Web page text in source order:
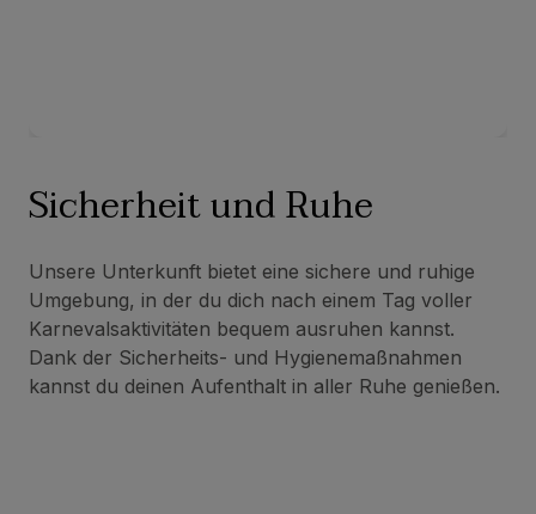
Sicherheit und Ruhe
Unsere Unterkunft bietet eine sichere und ruhige
Umgebung, in der du dich nach einem Tag voller
Karnevalsaktivitäten bequem ausruhen kannst.
Dank der Sicherheits- und Hygienemaßnahmen
kannst du deinen Aufenthalt in aller Ruhe genießen.